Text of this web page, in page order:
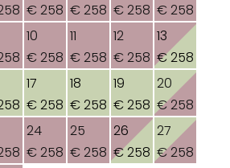
€ 258 € 258 € 258 € 258
10
€ 258
11
€ 258
12
€ 258
13
€ 258
17
€ 258
18
€ 258
19
€ 258
20
€ 258
24
€ 258
25
€ 258
26
€ 258
27
€ 258